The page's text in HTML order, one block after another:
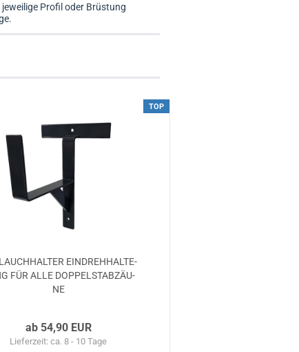
Profil oder Brüstung
TOP
EIN­DREH­HAL­TE­
FÜR ALLE DOP­PEL­STAB­ZÄU­
NE
ab 54,90 EUR
Lieferzeit: ca. 8 - 10 Tage